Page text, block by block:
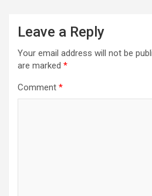
Leave a Reply
Your email address will not be
are marked *
Comment *